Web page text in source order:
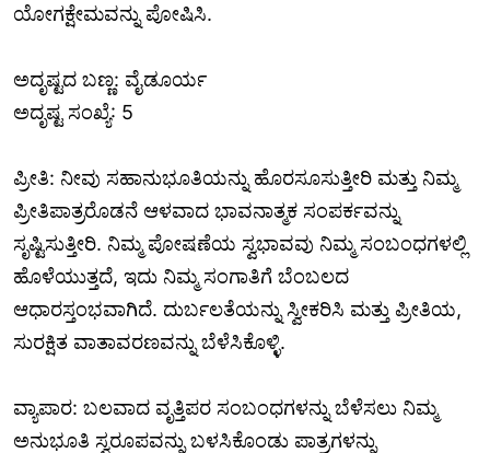
ಯೋಗಕ್ಷೇಮವನ್ನು ಪೋಷಿಸಿ.
ಅದೃಷ್ಟದ ಬಣ್ಣ: ವೈಡೂರ್ಯ
ಅದೃಷ್ಟ ಸಂಖ್ಯೆ: 5
ಪ್ರೀತಿ: ನೀವು ಸಹಾನುಭೂತಿಯನ್ನು ಹೊರಸೂಸುತ್ತೀರಿ ಮತ್ತು ನಿಮ್ಮ
ಪ್ರೀತಿಪಾತ್ರರೊಡನೆ ಆಳವಾದ ಭಾವನಾತ್ಮಕ ಸಂಪರ್ಕವನ್ನು
ಸೃಷ್ಟಿಸುತ್ತೀರಿ. ನಿಮ್ಮ ಪೋಷಣೆಯ ಸ್ವಭಾವವು ನಿಮ್ಮ ಸಂಬಂಧಗಳಲ್ಲಿ
ಹೊಳೆಯುತ್ತದೆ, ಇದು ನಿಮ್ಮ ಸಂಗಾತಿಗೆ ಬೆಂಬಲದ
ಆಧಾರಸ್ತಂಭವಾಗಿದೆ. ದುರ್ಬಲತೆಯನ್ನು ಸ್ವೀಕರಿಸಿ ಮತ್ತು ಪ್ರೀತಿಯ,
ಸುರಕ್ಷಿತ ವಾತಾವರಣವನ್ನು ಬೆಳೆಸಿಕೊಳ್ಳಿ.
ವ್ಯಾಪಾರ: ಬಲವಾದ ವೃತ್ತಿಪರ ಸಂಬಂಧಗಳನ್ನು ಬೆಳೆಸಲು ನಿಮ್ಮ
ಅನುಭೂತಿ ಸ್ವರೂಪವನ್ನು ಬಳಸಿಕೊಂಡು ಪಾತ್ರಗಳನ್ನು